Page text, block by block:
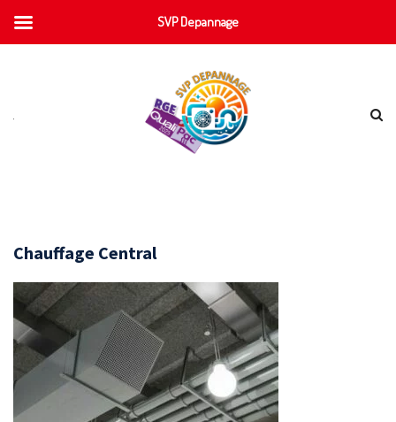
Chauffage Central
SVP Depannage